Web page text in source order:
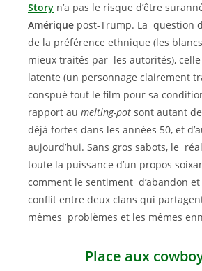
Story n’a pas le risque d’être
Amérique post-Trump. La question
de la préférence ethnique (les
mieux traités par les autorités), celle
latente (un personnage clairement
conspué tout le film pour sa
rapport au melting-pot sont autant
déjà fortes dans les années 50, et
aujourd’hui. Sans gros sabots, le
toute la puissance d’un propos
comment le sentiment d’abandon et
conflit entre deux clans qui
mêmes problèmes et les mêmes
Place aux